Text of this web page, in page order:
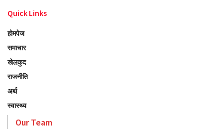
Quick Links
होमपेज
समाचार
खेलकुद
राजनीति
अर्थ
स्वास्थ्य
Our Team